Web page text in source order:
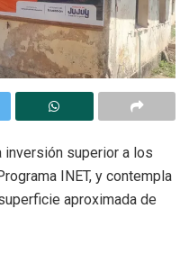
inversión superior a los
INET, y contempla
aproximada de